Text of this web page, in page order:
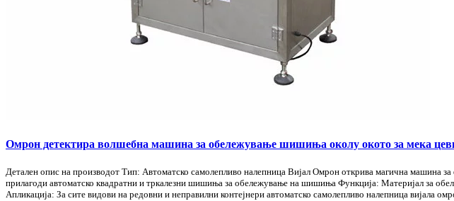
Омрон детектира волшебна машина за обележување шишиња околу окото за мека
Детален опис на производот Тип: Автоматско самолепливо налепница Вијал Омрон открива магична машина
прилагоди автоматско квадратни и тркалезни шишиња за обележување на шишиња Функција: Материјал за
Апликација: За сите видови на редовни и неправилни контејнери автоматско самолепливо налепница вијала